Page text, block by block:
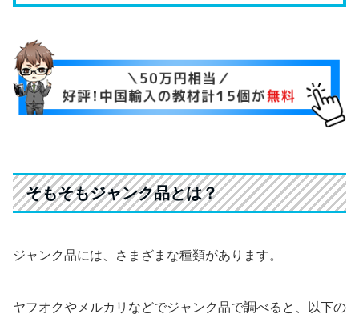
そもそもジャンク品とは？
ジャンク品には、さまざまな種類があります。
ヤフオクやメルカリなどでジャンク品で調べると、以下の